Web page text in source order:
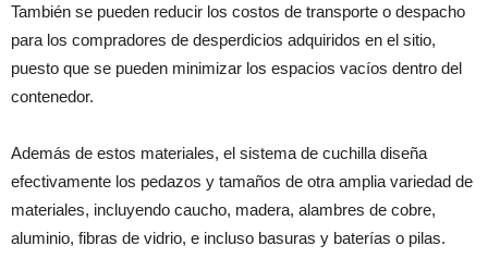
También se pueden reducir los costos de transporte o despacho
para los compradores de desperdicios adquiridos en el sitio,
puesto que se pueden minimizar los espacios vacíos dentro del
contenedor.
Además de estos materiales, el sistema de cuchilla diseña
efectivamente los pedazos y tamaños de otra amplia variedad de
materiales, incluyendo caucho, madera, alambres de cobre,
aluminio, fibras de vidrio, e incluso basuras y baterías o pilas.